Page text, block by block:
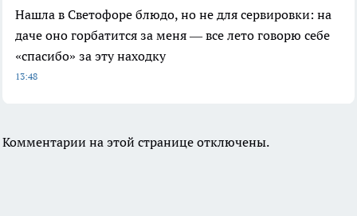
Нашла в Светофоре блюдо, но не для сервировки: на
даче оно горбатится за меня — все лето говорю себе
«спасибо» за эту находку
13:48
Комментарии на этой странице отключены.